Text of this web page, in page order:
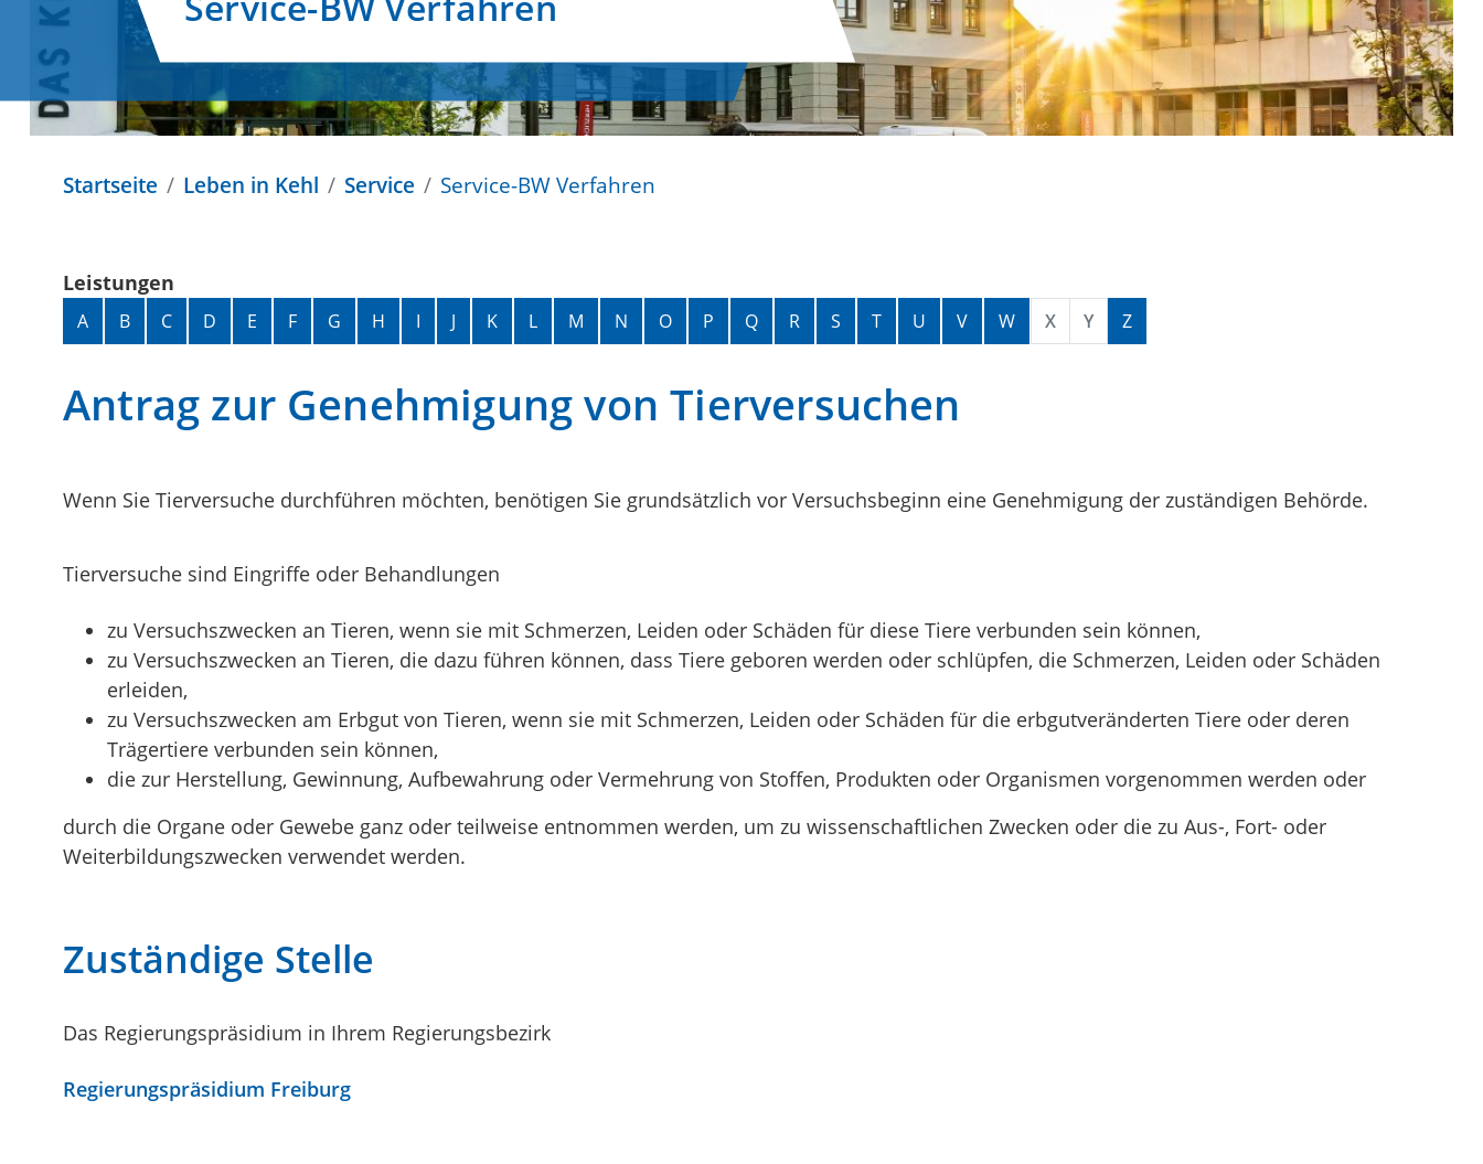
Startseite Leben in Kehl Service Service-BW Verfahren
Leistungen
Alphabetisches Register überspringen
A B C D E F G H I J K L M N O P Q R S T U V W X Y Z
Antrag zur Genehmigung von Tierversuchen
Wenn Sie Tierversuche durchführen möchten, benötigen Sie grundsätzlich vor Versuchsbeginn eine Genehmigung der zuständigen Behörde.
Tierversuche sind Eingriffe oder Behandlungen
zu Versuchszwecken an Tieren, wenn sie mit Schmerzen, Leiden oder Schäden für diese Tiere verbunden sein können,
zu Versuchszwecken an Tieren, die dazu führen können, dass Tiere geboren werden oder schlüpfen, die Schmerzen, Leiden oder Schäden
erleiden,
zu Versuchszwecken am Erbgut von Tieren, wenn sie mit Schmerzen, Leiden oder Schäden für die erbgutveränderten Tiere oder deren
Trägertiere verbunden sein können,
die zur Herstellung, Gewinnung, Aufbewahrung oder Vermehrung von Stoffen, Produkten oder Organismen vorgenommen werden oder
durch die Organe oder Gewebe ganz oder teilweise entnommen werden, um zu wissenschaftlichen Zwecken oder die zu Aus-, Fort- oder
Weiterbildungszwecken verwendet werden.
Zuständige Stelle
Das Regierungspräsidium in Ihrem Regierungsbezirk
Regierungspräsidium Freiburg